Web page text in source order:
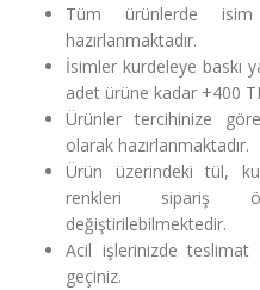
Tüm ürünlerde
hazırlanmaktadır.
İsimler kurdeleye baskı
adet ürüne kadar +400
Ürünler tercihinize
olarak hazırlanmaktadır.
Ürün üzerindeki tül,
renkleri sipariş
değiştirilebilmektedir.
Acil işlerinizde teslimat
geçiniz.